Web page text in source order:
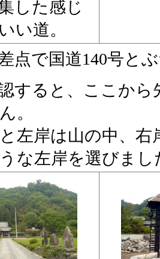
した感じ
い道。
点で国道140号と
すると、ここか
。
左岸は山の中、
な左岸を選びまし